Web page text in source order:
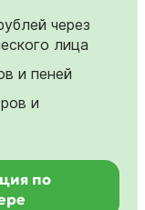
через
лица
и пеней
и
по